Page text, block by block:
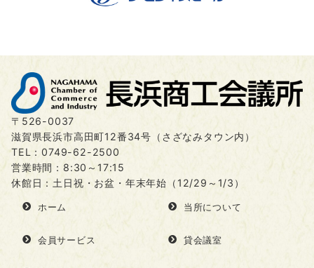
〒526-0037
滋賀県長浜市高田町12番34号（さざなみタウン内）
TEL：0749-62-2500
営業時間：8:30～17:15
休館日：土日祝・お盆・年末年始（12/29～1/3）
ホーム 当所について
会員サービス 貸会議室